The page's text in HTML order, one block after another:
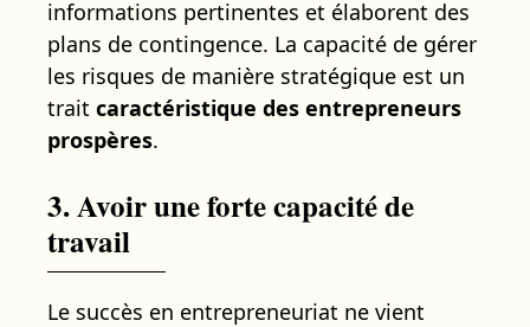
informations pertinentes et élaborent des
plans de contingence. La capacité de gérer
les risques de manière stratégique est un
trait caractéristique des entrepreneurs
prospères.
3. Avoir une forte capacité de
travail
Le succès en entrepreneuriat ne vient